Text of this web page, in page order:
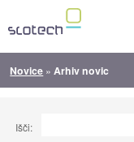
Novice » Arhiv novic
Išči: